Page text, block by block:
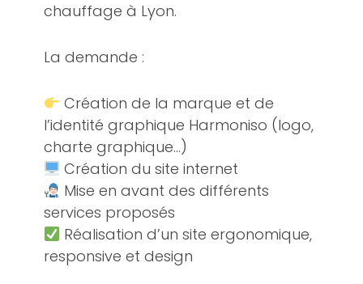
chauffage à Lyon.
La demande :
Création de la marque et de
l’identité graphique Harmoniso (logo,
charte graphique…)
Création du site internet
Mise en avant des différents
services proposés
Réalisation d’un site ergonomique,
responsive et design